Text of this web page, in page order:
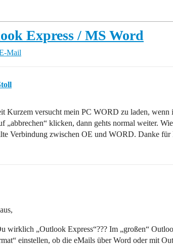
Express / MS Word
Mail
Kurzem versucht mein PC WORD zu laden, wenn
„abbrechen“ klicken, dann gehts normal weiter.
Verbindung zwischen OE und WORD. Danke für
wirklich „Outlook Express“??? Im „großen“
einstellen, ob die eMails über Word oder mit